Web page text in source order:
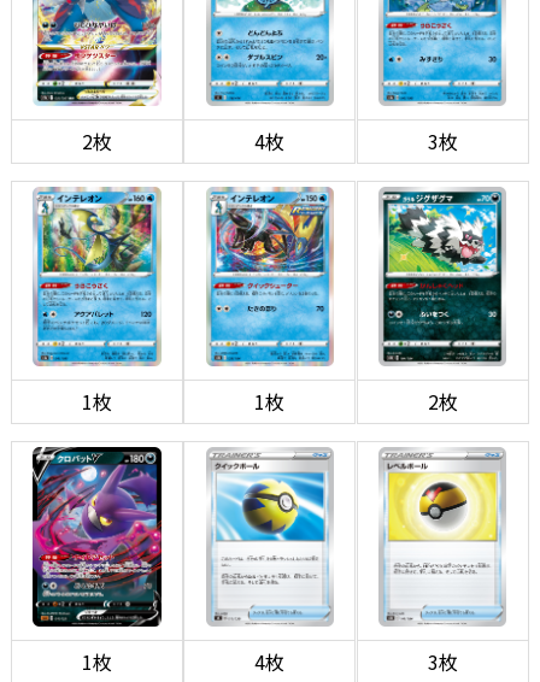
2枚 4枚 3枚
1枚 1枚 2枚
1枚 4枚 3枚